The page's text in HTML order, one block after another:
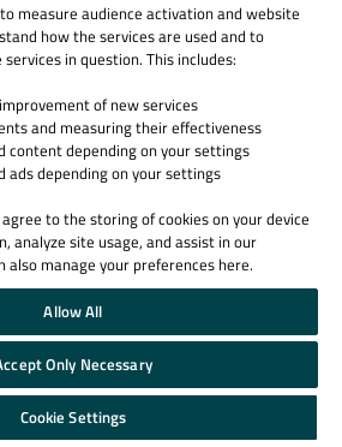
？
チャ検証をCI/CDパイプ
統合すべきですか？
チャ検証は大規模なコー
にスケールしますか？
を導入後、チームが得ら
トは何ですか？
measure audience activation and website
how the services are used and to
in question. This includes:
of new services
and measuring their effectiveness
content depending on your settings
ads depending on your settings
agree to the storing of cookies on your device
analyze site usage, and assist in our
also manage your preferences here.
Allow All
Only Necessary
Cookie Settings